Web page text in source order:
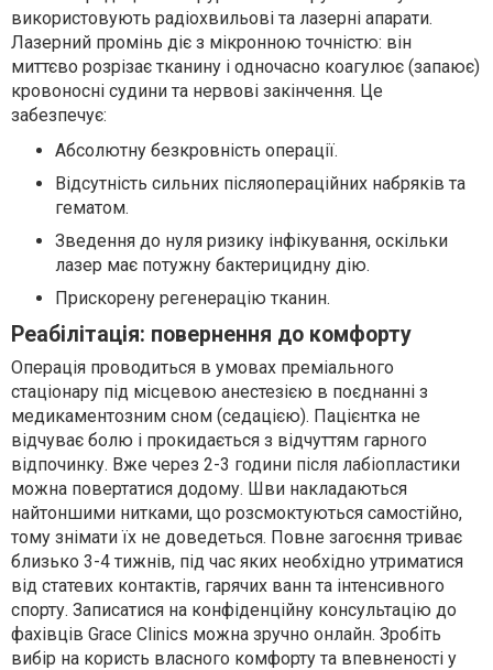
використовують радіохвильові та лазерні апарати.
Лазерний промінь діє з мікронною точністю: він
миттєво розрізає тканину і одночасно коагулює (запаює)
кровоносні судини та нервові закінчення. Це
забезпечує:
Абсолютну безкровність операції.
Відсутність сильних післяопераційних набряків та
гематом.
Зведення до нуля ризику інфікування, оскільки
лазер має потужну бактерицидну дію.
Прискорену регенерацію тканин.
Реабілітація: повернення до комфорту
Операція проводиться в умовах преміального
стаціонару під місцевою анестезією в поєднанні з
медикаментозним сном (седацією). Пацієнтка не
відчуває болю і прокидається з відчуттям гарного
відпочинку. Вже через 2-3 години після лабіопластики
можна повертатися додому. Шви накладаються
найтоншими нитками, що розсмоктуються самостійно,
тому знімати їх не доведеться. Повне загоєння триває
близько 3-4 тижнів, під час яких необхідно утриматися
від статевих контактів, гарячих ванн та інтенсивного
спорту. Записатися на конфіденційну консультацію до
фахівців Grace Clinics можна зручно онлайн. Зробіть
вибір на користь власного комфорту та впевненості у